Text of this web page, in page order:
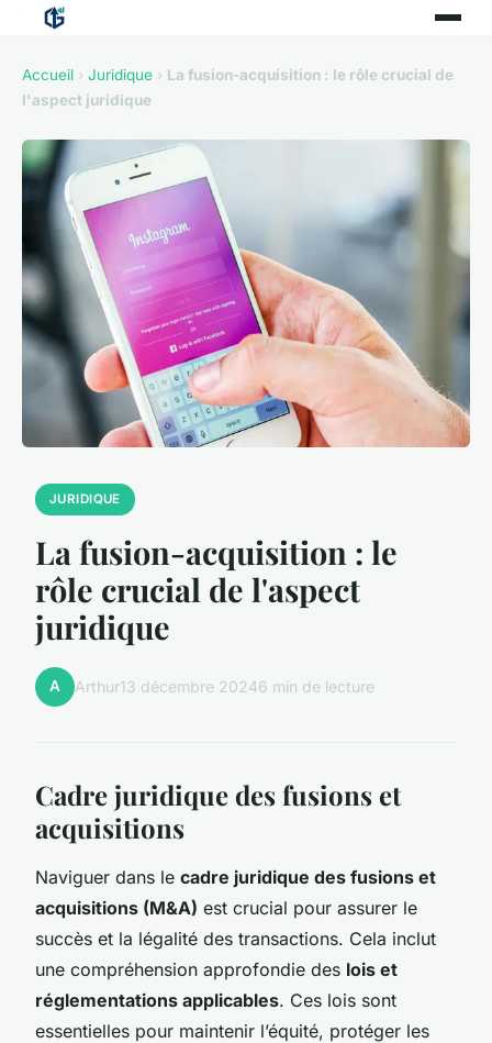
Accueil › Juridique › La fusion-acquisition : le rôle crucial de
l'aspect juridique
JURIDIQUE
La fusion-acquisition : le
rôle crucial de l'aspect
juridique
A Arthur13 décembre 20246 min de lecture
Cadre juridique des fusions et
acquisitions
Naviguer dans le cadre juridique des fusions et
acquisitions (M&A) est crucial pour assurer le
succès et la légalité des transactions. Cela inclut
une compréhension approfondie des lois et
réglementations applicables. Ces lois sont
essentielles pour maintenir l’équité, protéger les